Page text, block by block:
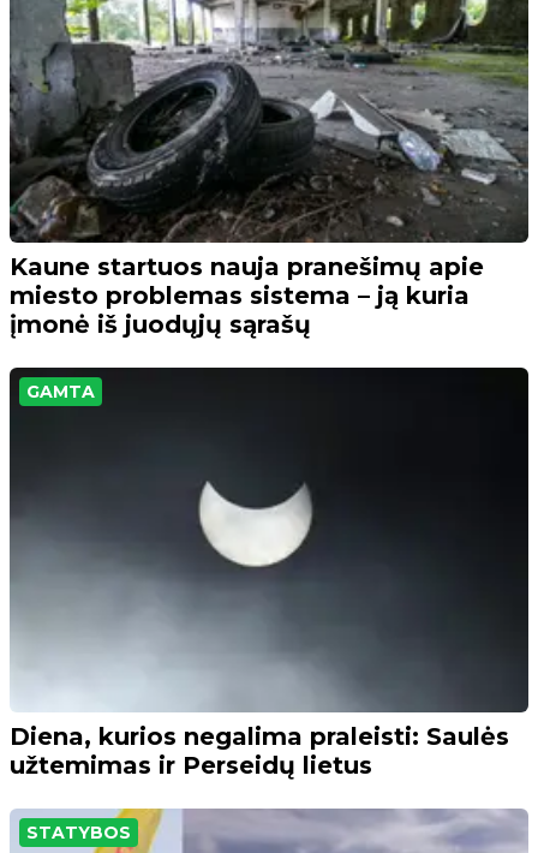
Kaune startuos nauja pranešimų apie
miesto problemas sistema – ją kuria
įmonė iš juodųjų sąrašų
GAMTA
Diena, kurios negalima praleisti: Saulės
užtemimas ir Perseidų lietus
STATYBOS